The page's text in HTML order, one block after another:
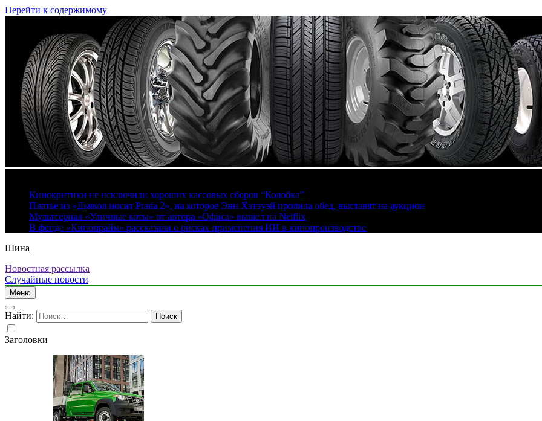
Перейти к содержимому
Кинокритики не исключили хороших кассовых сборов “Колобка”
Платье из «Дьявол носит Prada 2», на которое Энн Хэтэуэй пролила обед, выставят на аукцион
Мультсериал «Уличные коты» от автора «Офиса» вышел на Netflix
В фонде «Кинопрайм» рассказали о рисках применения ИИ в кинопроизводстве
Шина
Новостная рассылка
Случайные новости
Меню
Найти:
Заголовки